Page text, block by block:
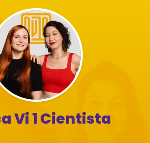
Vi 1 Cientista